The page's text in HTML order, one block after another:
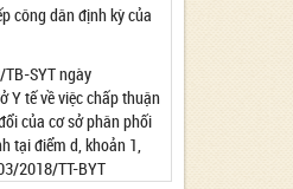
điều kiện hoạt động
công dân định kỳ của
SYT ngày
Y tế về việc chấp thuận
của cơ sở phân phối
tại điểm d, khoản 1,
2018/TT-BYT